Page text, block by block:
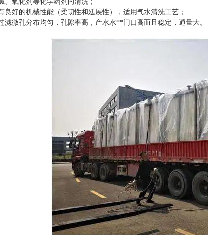
氧化剂等化学药剂的清洗；
好的机械性能（柔韧性和廷展性），适用气水清洗工艺；
微孔分布均匀，孔隙率高，产水水**门口高而且稳定，通量大。